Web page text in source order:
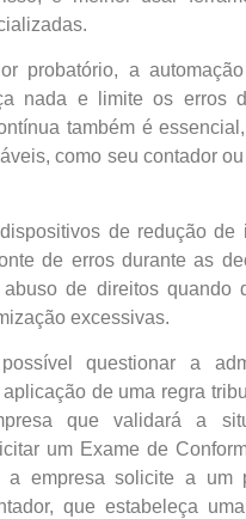
probatório, a
nada e limite os erros
também é
como seu contador
de redução de
de erros durante as
abuso de direitos quando
excessivas.
questionar a
de uma regra
que validará a
um Exame de
a empresa solicite a um
que estabeleça